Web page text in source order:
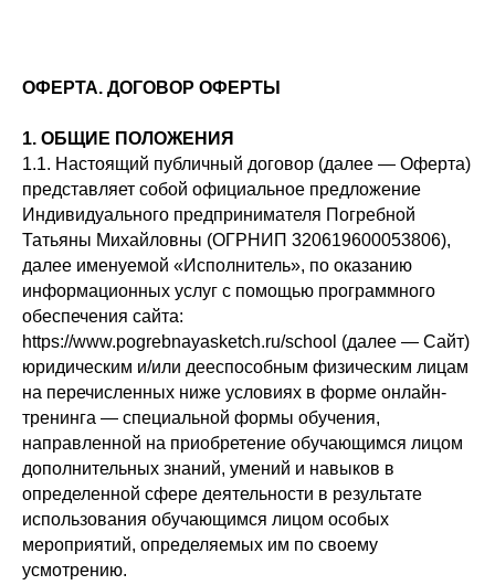
ОФЕРТА. ДОГОВОР ОФЕРТЫ
1. ОБЩИЕ ПОЛОЖЕНИЯ
1.1. Настоящий публичный договор (далее — Оферта)
представляет собой официальное предложение
Индивидуального предпринимателя Погребной
Татьяны Михайловны (ОГРНИП 320619600053806),
далее именуемой «Исполнитель», по оказанию
информационных услуг с помощью программного
обеспечения сайта:
https://www.pogrebnayasketch.ru/school (далее — Сайт)
юридическим и/или дееспособным физическим лицам
на перечисленных ниже условиях в форме онлайн-
тренинга — специальной формы обучения,
направленной на приобретение обучающимся лицом
дополнительных знаний, умений и навыков в
определенной сфере деятельности в результате
использования обучающимся лицом особых
мероприятий, определяемых им по своему
усмотрению.